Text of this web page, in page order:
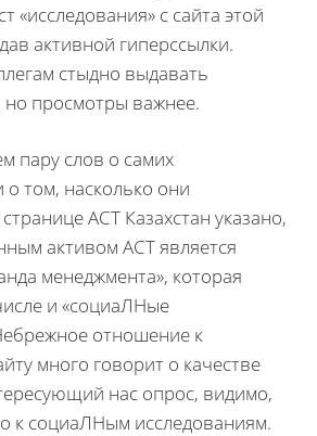
«исследования» с сайта этой
активной гиперссылки.
стыдно выдавать
просмотры важнее.
пару слов о самих
о том, насколько они
АСТ Казахстан указано,
активом АСТ является
менеджмента», которая
и «социаЛНые
отношение к
много говорит о качестве
нас опрос, видимо,
к социаЛНым исследованиям.